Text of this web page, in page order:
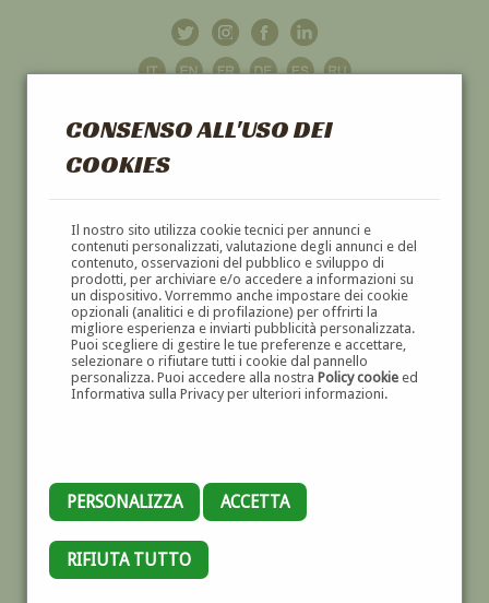
CONSENSO ALL'USO DEI
COOKIES
Il nostro sito utilizza cookie tecnici per annunci e
contenuti personalizzati, valutazione degli annunci e del
contenuto, osservazioni del pubblico e sviluppo di
prodotti, per archiviare e/o accedere a informazioni su
un dispositivo. Vorremmo anche impostare dei cookie
opzionali (analitici e di profilazione) per offrirti la
migliore esperienza e inviarti pubblicità personalizzata.
Puoi scegliere di gestire le tue preferenze e accettare,
selezionare o rifiutare tutti i cookie dal pannello
personalizza. Puoi accedere alla nostra Policy cookieed
Informativa sulla Privacy per ulteriori informazioni.
PERSONALIZZA ACCETTA
RIFIUTA TUTTO
GALLERIAD'ARTE
DIPINTI E SCULTURE '800 E '900